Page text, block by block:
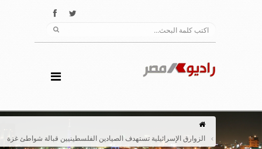
الزوارق الإسرائيلية تستهدف الصيادين الفلسطينيين قبالة شواطئ غزة